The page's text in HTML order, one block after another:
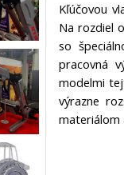
Kľúčovou
Na rozdiel
so
pracovná
modelmi
výrazne
materiálom